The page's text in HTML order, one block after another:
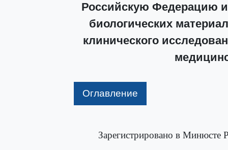
Российскую Федерацию
биологических
клинического
Оглавление
Зарегистрировано в Минюсте